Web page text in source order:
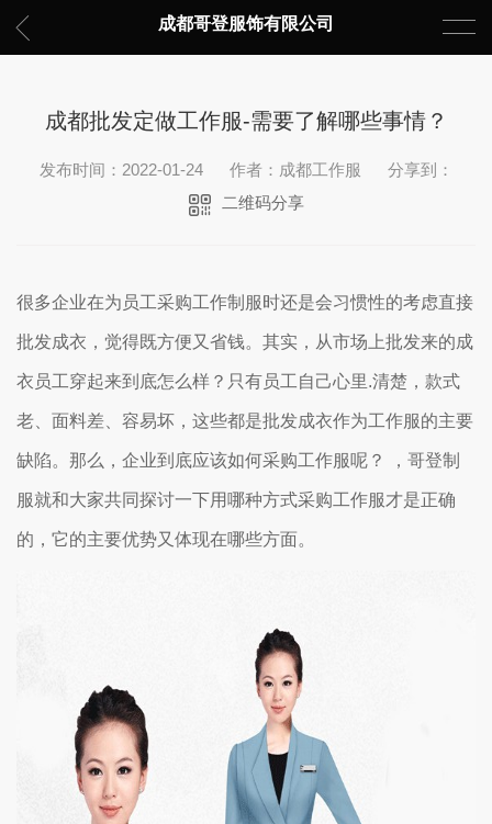
成都哥登服饰有限公司
成都批发定做工作服-需要了解哪些事情？
发布时间：2022-01-24 作者：成都工作服
分享到：
二维码分享
很多企业在为员工采购工作制服时还是会习惯性的考虑直接
批发成衣，觉得既方便又省钱。其实，从市场上批发来的成
衣员工穿起来到底怎么样？只有员工自己心里.清楚，款式
老、面料差、容易坏，这些都是批发成衣作为工作服的主要
缺陷。那么，企业到底应该如何采购工作服呢？ ，哥登制
服就和大家共同探讨一下用哪种方式采购工作服才是正确
的，它的主要优势又体现在哪些方面。